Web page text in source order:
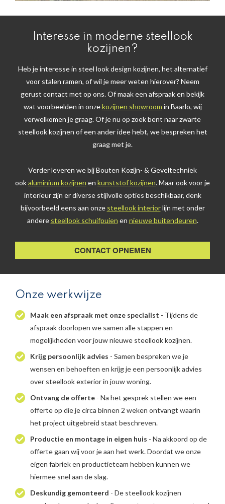
Interesse in moderne steellook
kozijnen?
Heb je interesse in steel look design kozijnen, het alternatief
voor stalen ramen, of wil je meer weten hierover? Neem
gerust contact met op ons. Of maak een afspraak en bekijk
wat voorbeelden in onzekozijnen showroom in Baarlo, wij
verwelkomen je graag. Of je nu op zoek bent naar zwarte
steellook kozijnen of een ander idee hebt, we bespreken het
graag met je.
Verder leveren we bij Bouten Kozijn- & Geveltechniek
ookaluminium kozijnen en kunststof kozijnen. Maar ook voor je
interieur zijn er diverse stijlvolle opties beschikbaar, denk
bijvoorbeeld eens aan onze steellook interiorlijn met onder
andere steellook schuifpuien en nieuwe buitendeuren.
CONTACT OPNEMEN
Onze werkwijze
Maak een afspraak met onze specialist - Tijdens de
afspraak doorlopen we samen alle stappen en
mogelijkheden voor jouw nieuwe steellook kozijnen.
Krijg persoonlijk advies - Samen bespreken we je
wensen en behoeften en krijg je een persoonlijk advies
over steellook exterior in jouw woning.
Ontvang de offerte - Na het gesprek stellen we een
offerte op die je circa binnen 2 weken ontvangt waarin
het project uitgebreid staat beschreven.
Productie en montage in eigen huis - Na akkoord op de
offerte gaan wij voor je aan het werk. Doordat we onze
eigen fabriek en productieteam hebben kunnen we
hiermee snel aan de slag.
Deskundig gemonteerd - De steellook kozijnen